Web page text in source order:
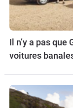
Il n’y a pas que
voitures